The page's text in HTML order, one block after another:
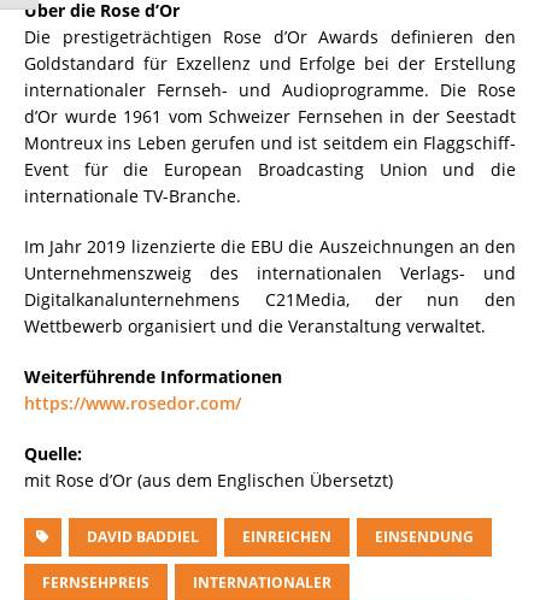
Über die Rose d’Or
Die prestigeträchtigen Rose d’Or Awards definieren den
Goldstandard für Exzellenz und Erfolge bei der Erstellung
internationaler Fernseh- und Audioprogramme. Die Rose
d’Or wurde 1961 vom Schweizer Fernsehen in der Seestadt
Montreux ins Leben gerufen und ist seitdem ein Flaggschiff-
Event für die European Broadcasting Union und die
internationale TV-Branche.
Im Jahr 2019 lizenzierte die EBU die Auszeichnungen an den
Unternehmenszweig des internationalen Verlags- und
Digitalkanalunternehmens C21Media, der nun den
Wettbewerb organisiert und die Veranstaltung verwaltet.
Weiterführende Informationen
https://www.rosedor.com/
Quelle:
mit Rose d’Or (aus dem Englischen Übersetzt)
DAVID BADDIEL EINREICHEN EINSENDUNG
FERNSEHPREIS INTERNATIONALER